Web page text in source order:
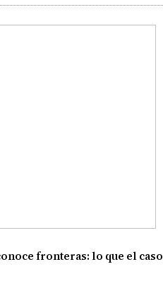
fronteras: lo que el caso